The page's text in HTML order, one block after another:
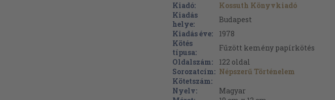
Kiadó:
Kossuth Könyvkiadó
Kiadás
helye:
Budapest
Kiadás éve:
1978
Kötés
típusa:
Fűzött kemény papírkötés
Oldalszám:
122 oldal
Sorozatcím: Népszerű Történelem
Kötetszám:
Nyelv:
Magyar